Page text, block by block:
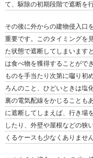
て、駆除の初期段階で遮断を
その後に外からの建物侵入口
重要です。このタイミングを
た状態で遮断してしまいます
は食べ物を獲得することがで
ものを手当たり次第に囓り初
ろんのこと、ひどいときは塩
裏の電気配線をかじることも
に遮断してしまえば、行き場
したり、外壁や屋根などの狭
くるケースも少なくありません